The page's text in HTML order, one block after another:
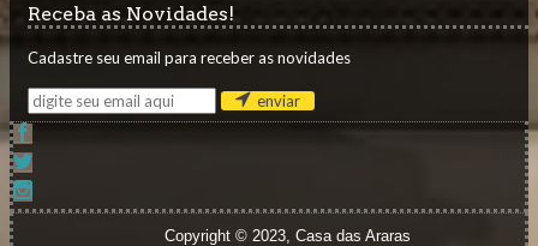
Receba as Novidades!
Cadastre seu email para receber as novidades
enviar
Copyright © 2023, Casa das Araras